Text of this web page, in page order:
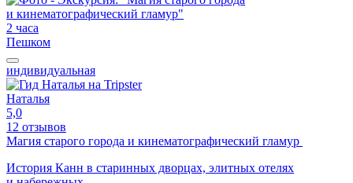
2 часа
Пешком
индивидуальная
Наталья
5,0
12 отзывов
Магия старого города и кинематографический гламур
История Канн в старинных дворцах, элитных отелях